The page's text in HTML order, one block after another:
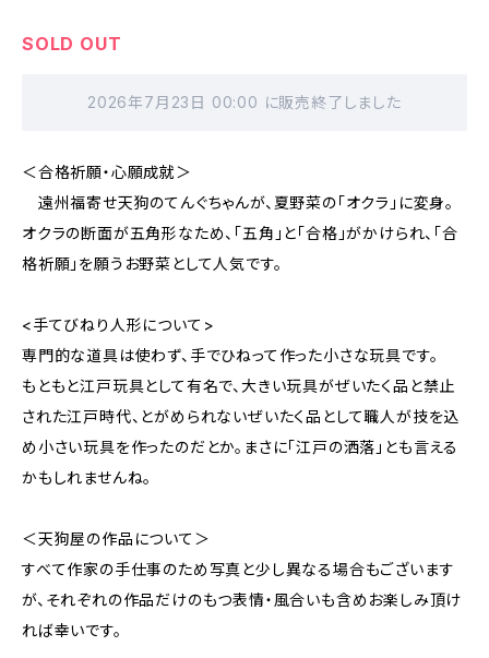
SOLD OUT
2026年7月23日 00:00 に販売終了しました
＜合格祈願・心願成就＞
遠州福寄せ天狗のてんぐちゃんが、夏野菜の「オクラ」に変身。
オクラの断面が五角形なため、「五角」と「合格」がかけられ、「合
格祈願」を願うお野菜として人気です。
<手てびねり人形について>
専門的な道具は使わず、手でひねって作った小さな玩具です。
もともと江戸玩具として有名で、大きい玩具がぜいたく品と禁止
された江戸時代、とがめられないぜいたく品として職人が技を込
め小さい玩具を作ったのだとか。まさに「江戸の洒落」とも言える
かもしれませんね。
＜天狗屋の作品について＞
すべて作家の手仕事のため写真と少し異なる場合もございます
が、それぞれの作品だけのもつ表情・風合いも含めお楽しみ頂け
れば幸いです。